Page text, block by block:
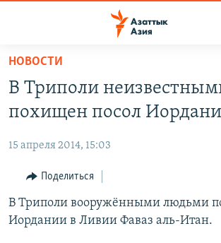
Вернуться
основному
содержанию
навигации
Вернутся
КАЗАХСТАН
УЗБЕКИСТАН
ТАДЖИКИСТАН
НОВОСТИ
НА ДРУГИХ ЯЗЫКАХ
ҚАЗАҚША
КЫРГЫЗЧА
ЎЗБЕКЧА
НОВОСТИ
В Триполи
похищен посол
15 апреля 2014, 15:03
Поделиться
В Триполи вооружёнными людьми
Иордании в Ливии Фаваз аль-Итан.